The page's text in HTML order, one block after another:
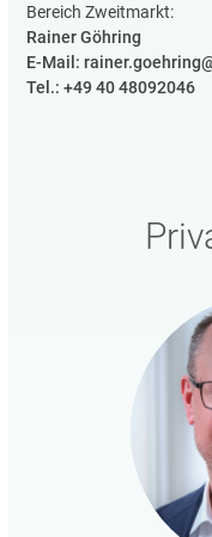
Bereich Zweitmarkt:
Rainer Göhring
E-Mail:
Tel.: +49 40 48092046